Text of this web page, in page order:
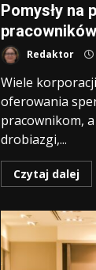
Pomysły na
pracowników
Redaktor
Wiele
oferowania
pracownikom,
drobiazgi,...
Czytaj dalej